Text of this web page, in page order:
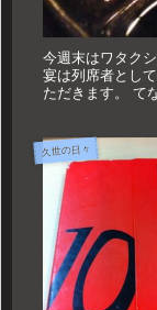
今週末はワタク
宴は列席者とし
ただきます。 て
久世の日々